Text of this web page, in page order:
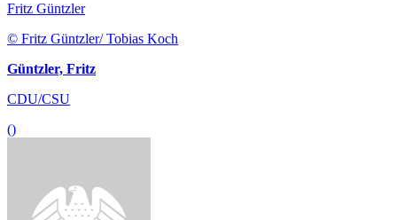
Fritz Güntzler
© Fritz Güntzler/ Tobias Koch
Güntzler, Fritz
CDU/CSU
()